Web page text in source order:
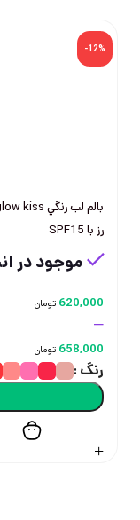
-12%
رز با SPF15
موجود در
658,000 تومان
–
620,000 تومان
رنگ